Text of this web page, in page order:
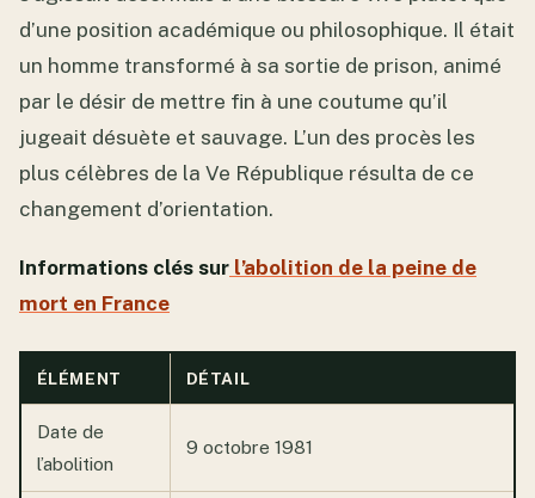
d’une position académique ou philosophique. Il était
un homme transformé à sa sortie de prison, animé
par le désir de mettre fin à une coutume qu’il
jugeait désuète et sauvage. L’un des procès les
plus célèbres de la Ve République résulta de ce
changement d’orientation.
Informations clés sur l’abolition de la peine de
mort en France
ÉLÉMENT DÉTAIL
Date de
l’abolition
9 octobre 1981